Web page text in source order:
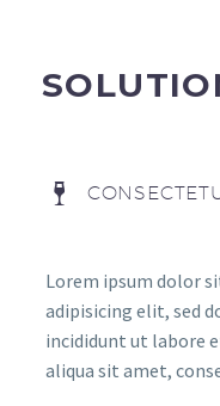
Lorem ipsum dolor
adipisicing elit, sed
incididunt ut labore
aliqua sit amet,